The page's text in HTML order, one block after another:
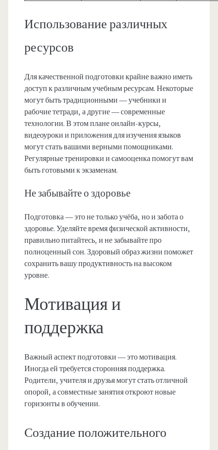
Использование различных
ресурсов
Для качественной подготовки крайне важно иметь
доступ к различным учебным ресурсам. Некоторые
могут быть традиционными — учебники и
рабочие тетради, а другие — современные
технологии. В этом плане онлайн-курсы,
видеоуроки и приложения для изучения языков
могут стать вашими верными помощниками.
Регулярные тренировки и самооценка помогут вам
быть готовыми к экзаменам.
Не забывайте о здоровье
Подготовка — это не только учёба, но и забота о
здоровье. Уделяйте время физической активности,
правильно питайтесь, и не забывайте про
полноценный сон. Здоровый образ жизни поможет
сохранить вашу продуктивность на высоком
уровне.
Мотивация и
поддержка
Важный аспект подготовки — это мотивация.
Иногда ей требуется сторонняя поддержка.
Родители, учителя и друзья могут стать отличной
опорой, а совместные занятия откроют новые
горизонты в обучении.
Создание положительного